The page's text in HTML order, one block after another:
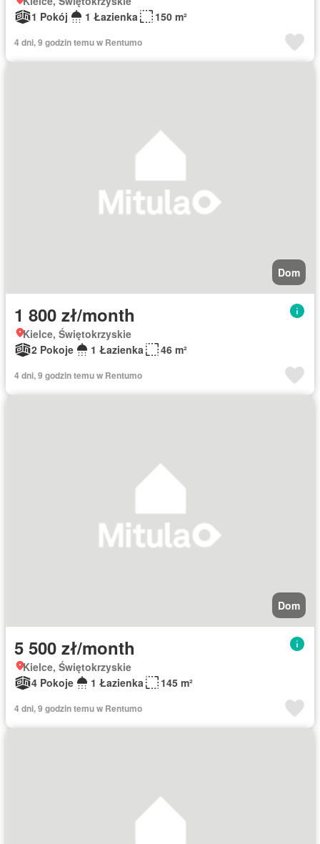
1 Pokój
1 Łazienka 150 m²
4 dni, 9 godzin temu w Rentumo
Dom
1 800 zł/month
Kielce, Świętokrzyskie
2 Pokoje
1 Łazienka 46 m²
4 dni, 9 godzin temu w Rentumo
Dom
5 500 zł/month
Kielce, Świętokrzyskie
4 Pokoje
1 Łazienka 145 m²
4 dni, 9 godzin temu w Rentumo